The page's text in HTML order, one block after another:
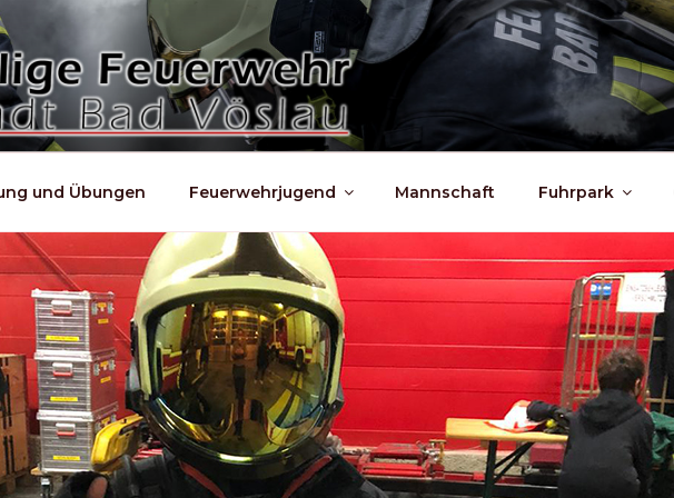
und Übungen Feuerwehrjugend Mannschaft Fuhrpark